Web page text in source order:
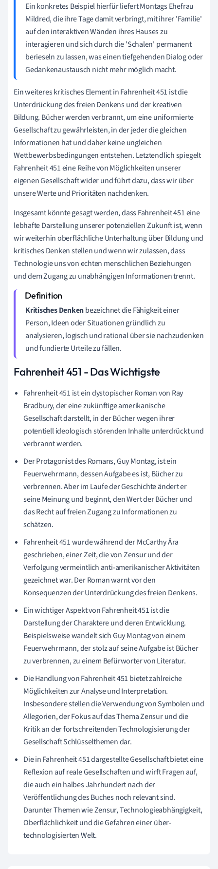
Ein konkretes Beispiel hierfür liefert Montags Ehefrau
Mildred, die ihre Tage damit verbringt, mit ihrer 'Familie'
auf den interaktiven Wänden ihres Hauses zu
interagieren und sich durch die 'Schalen' permanent
berieseln zu lassen, was einen tiefgehenden Dialog oder
Gedankenaustausch nicht mehr möglich macht.
Ein weiteres kritisches Element in Fahrenheit 451 ist die
Unterdrückung des freien Denkens und der kreativen
Bildung. Bücher werden verbrannt, um eine uniformierte
Gesellschaft zu gewährleisten, in der jeder die gleichen
Informationen hat und daher keine ungleichen
Wettbewerbsbedingungen entstehen. Letztendlich spiegelt
Fahrenheit 451 eine Reihe von Möglichkeiten unserer
eigenen Gesellschaft wider und führt dazu, dass wir über
unsere Werte und Prioritäten nachdenken.
Insgesamt könnte gesagt werden, dass Fahrenheit 451 eine
lebhafte Darstellung unserer potenziellen Zukunft ist, wenn
wir weiterhin oberflächliche Unterhaltung über Bildung und
kritisches Denken stellen und wenn wir zulassen, dass
Technologie uns von echten menschlichen Beziehungen
und dem Zugang zu unabhängigen Informationen trennt.
Kritisches Denkenbezeichnet die Fähigkeit einer
Person, Ideen oder Situationen gründlich zu
analysieren, logisch und rational über sie nachzudenken
und fundierte Urteile zu fällen.
Fahrenheit 451 - Das Wichtigste
Fahrenheit 451 ist ein dystopischer Roman von Ray
Bradbury, der eine zukünftige amerikanische
Gesellschaft darstellt, in der Bücher wegen ihrer
potentiell ideologisch störenden Inhalte unterdrückt und
verbrannt werden.
Der Protagonist des Romans, Guy Montag, ist ein
Feuerwehrmann, dessen Aufgabe es ist, Bücher zu
verbrennen. Aber im Laufe der Geschichte ändert er
seine Meinung und beginnt, den Wert der Bücher und
das Recht auf freien Zugang zu Informationen zu
schätzen.
Fahrenheit 451 wurde während der McCarthy Ära
geschrieben, einer Zeit, die von Zensur und der
Verfolgung vermeintlich anti-amerikanischer Aktivitäten
gezeichnet war. Der Roman warnt vor den
Konsequenzen der Unterdrückung des freien Denkens.
Ein wichtiger Aspekt von Fahrenheit 451 ist die
Darstellung der Charaktere und deren Entwicklung.
Beispielsweise wandelt sich Guy Montag von einem
Feuerwehrmann, der stolz auf seine Aufgabe ist Bücher
zu verbrennen, zu einem Befürworter von Literatur.
Die Handlung von Fahrenheit 451 bietet zahlreiche
Möglichkeiten zur Analyse und Interpretation.
Insbesondere stellen die Verwendung von Symbolen und
Allegorien, der Fokus auf das Thema Zensur und die
Kritik an der fortschreitenden Technologisierung der
Gesellschaft Schlüsselthemen dar.
Die in Fahrenheit 451 dargestellte Gesellschaft bietet eine
Reflexion auf reale Gesellschaften und wirft Fragen auf,
die auch ein halbes Jahrhundert nach der
Veröffentlichung des Buches noch relevant sind.
Darunter Themen wie Zensur, Technologieabhängigkeit,
Oberflächlichkeit und die Gefahren einer über-
technologisierten Welt.